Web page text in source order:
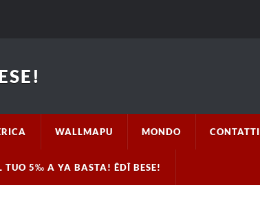
WALLMAPU MONDO CONTATTI
TUO 5‰ A YA BASTA! ÊDÎ BESE!